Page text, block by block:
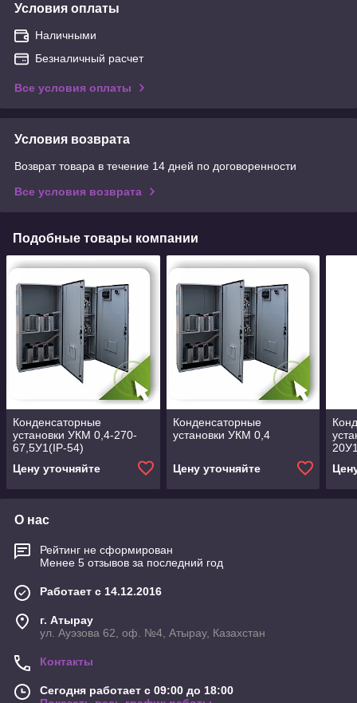
Условия оплаты
Наличными
Безналичный расчет
Все условия оплаты
Условия возврата
Возврат товара в течение 14 дней по договоренности
Все условия возврата
Подобные товары компании
Конденсаторные
установки УКМ 0,4-270-
67,5У1(IP-54)
Цену уточняйте
Конденсаторные
установки УКМ 0,4
Цену уточняйте
О нас
Рейтинг не сформирован
Менее 5 отзывов за последний год
Работает с 14.12.2016
г. Атырау
ул. Ауэзова 62, оф. №4, Атырау, Казахстан
Контакты
Сегодня работает с 09:00 до 18:00